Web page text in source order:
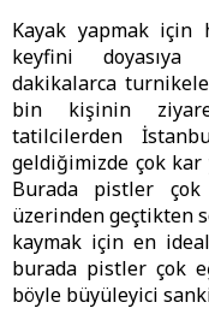
Kayak yapmak için
keyfini doyasıya
dakikalarca
bin kişinin
tatilcilerden
geldiğimizde çok kar
Burada pistler
üzerinden geçtikten
kaymak için en
burada pistler çok
böyle büyüleyici